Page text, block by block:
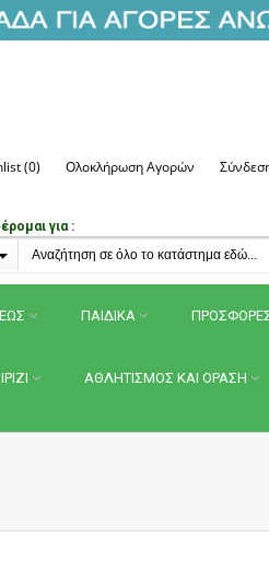
(0) Ολοκλήρωση Αγορών
για :
ΠΑΙΔΙΚΑ
ΑΘΛΗΤΙΣΜΟΣ ΚΑΙ ΟΡΑΣΗ